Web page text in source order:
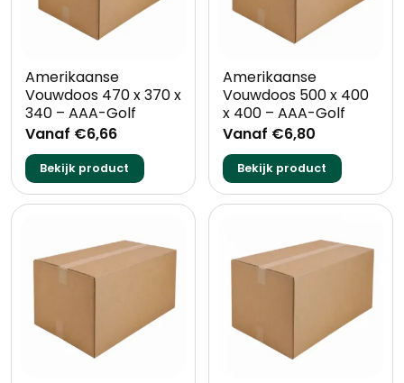
Amerikaanse
Vouwdoos 470 x 370 x
340 – AAA-Golf
Vanaf €6,66
Bekijk product
Amerikaanse
Vouwdoos 500 x 400
x 400 – AAA-Golf
Vanaf €6,80
Bekijk product